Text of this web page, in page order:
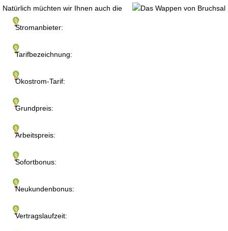
Stromanbieter:
Tarifbezeichnung:
Ökostrom-Tarif:
Grundpreis:
Arbeitspreis:
Sofortbonus:
Neukundenbonus:
Vertragslaufzeit:
Natürlich müchten wir Ihnen auch die